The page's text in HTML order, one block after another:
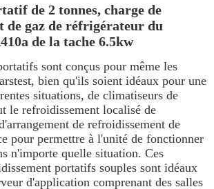
de 2 tonnes, charge de
de gaz de réfrigérateur du
de la tache 6.5kw
sont conçus pour même les
bien qu'ils soient idéaux pour une
situations, de climatiseurs de
le refroidissement localisé de
de refroidissement de
pour permettre à l'unité de fonctionner
n'importe quelle situation. Ces
portatifs souples sont idéaux
d'application comprenant des salles